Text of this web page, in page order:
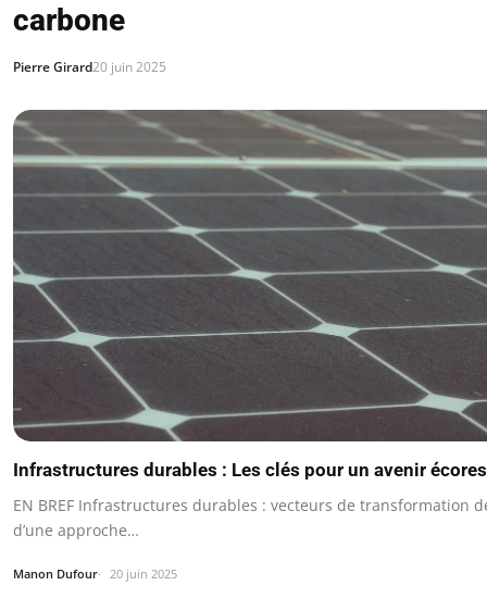
carbone
Pierre Girard20 juin 2025
Infrastructures durables : Les clés pour un avenir
EN BREF Infrastructures durables : vecteurs de transformation
d’une approche…
Manon Dufour 20 juin 2025